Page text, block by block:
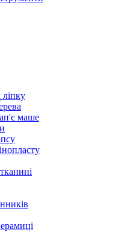
ліпку
маше